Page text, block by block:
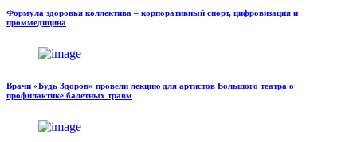
Формула здоровья коллектива – корпоративный спорт, цифровизация и
проммедицина
Врачи «Будь Здоров» провели лекцию для артистов Большого театра о
профилактике балетных травм